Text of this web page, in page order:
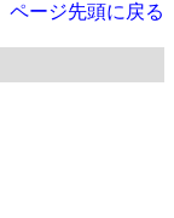
ページ先頭に戻る